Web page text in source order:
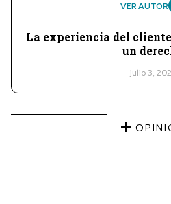
VER AUTOR
La experiencia del
un
julio 3,